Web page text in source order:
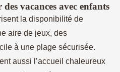
vacances avec enfants
la disponibilité de
aire de jeux, des
à une plage sécurisée.
aussi l’accueil chaleureux